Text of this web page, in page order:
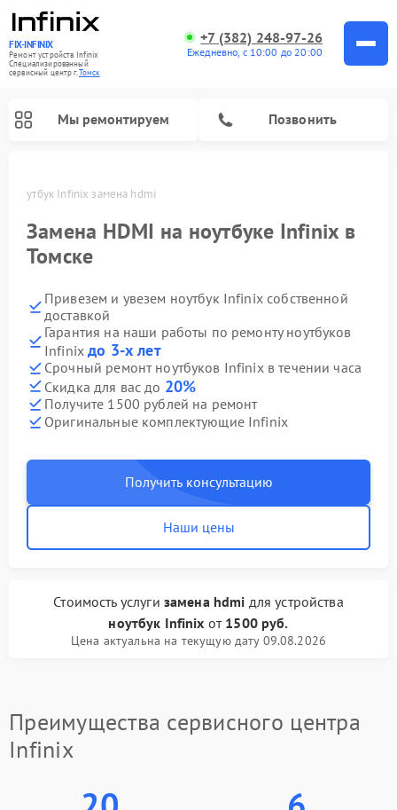
FIX-INFINIX
Ремонт устройств Infinix
Специализированный
cервисный центр г.Томск
+7 (382) 248-97-26
Ежедневно, с 10:00 до 20:00
Мы ремонтируем Позвонить
Ноутбук Infinix замена hdmi
Замена HDMI на ноутбуке Infinix в
Томске
Привезем и увезем ноутбук Infinix собственной
доставкой
Гарантия на наши работы по ремонту ноутбуков
Infinixдо 3-х лет
Срочный ремонт ноутбуков Infinix в течении часа
Скидка для вас до 20%
Получите 1500 рублей на ремонт
Оригинальные комплектующие Infinix
Получить консультацию
Наши цены
Стоимость услуги замена hdmi для устройства
ноутбук Infinix от 1500 руб.
Цена актуальна на текущую дату 09.08.2026
Преимущества сервисного центра
Infinix